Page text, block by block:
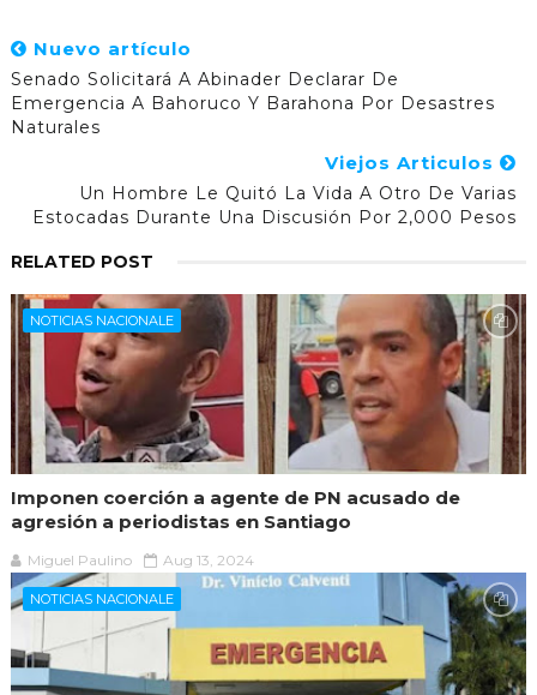
Nuevo artículo
Senado Solicitará A Abinader Declarar De
Emergencia A Bahoruco Y Barahona Por Desastres
Naturales
Viejos Articulos
Un Hombre Le Quitó La Vida A Otro De Varias
Estocadas Durante Una Discusión Por 2,000 Pesos
RELATED POST
NOTICIAS NACIONALE
Imponen coerción a agente de PN acusado de
agresión a periodistas en Santiago
Miguel Paulino Aug 13, 2024
NOTICIAS NACIONALE